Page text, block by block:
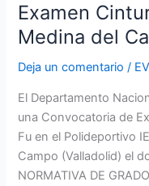
Examen
Medina del
Deja un comentario /
El Departamento
una Convocatoria de
Fu en el Polideportivo
Campo (Valladolid) el
NORMATIVA DE
Negro
Kung
Medina
Campo